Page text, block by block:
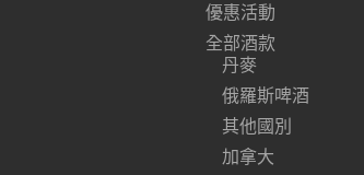
優惠活動
全部酒款
丹麥
俄羅斯啤酒
其他國別
加拿大